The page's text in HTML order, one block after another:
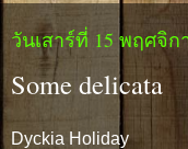
วันเสาร์ที่ 15 พฤศจิก
Some delicata
Dyckia Holiday